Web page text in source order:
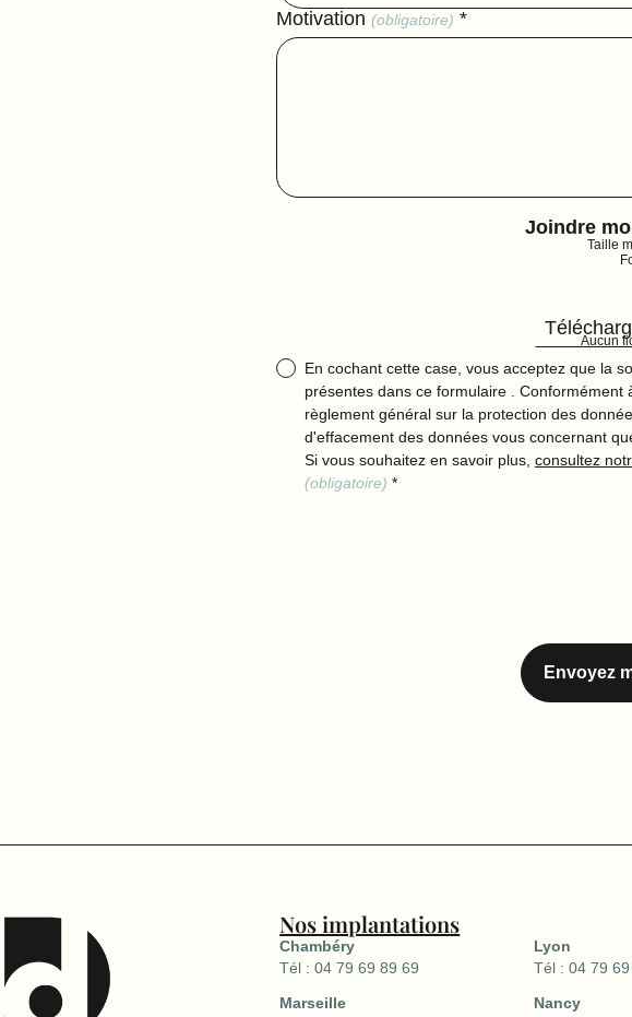
Motivation (obligatoire) *
Joindre
Taille
Aucun
En cochant cette case, vous acceptez que la
présentes dans ce formulaire .
règlement général sur la protection des
d'effacement des données vous concernant
Si vous souhaitez en savoir plus, consultez
(obligatoire) *
Envoyez
Nos implantations
Chambéry
Tél : 04 79 69 89 69
Lyon
Tél : 04 79
Marseille
Nancy